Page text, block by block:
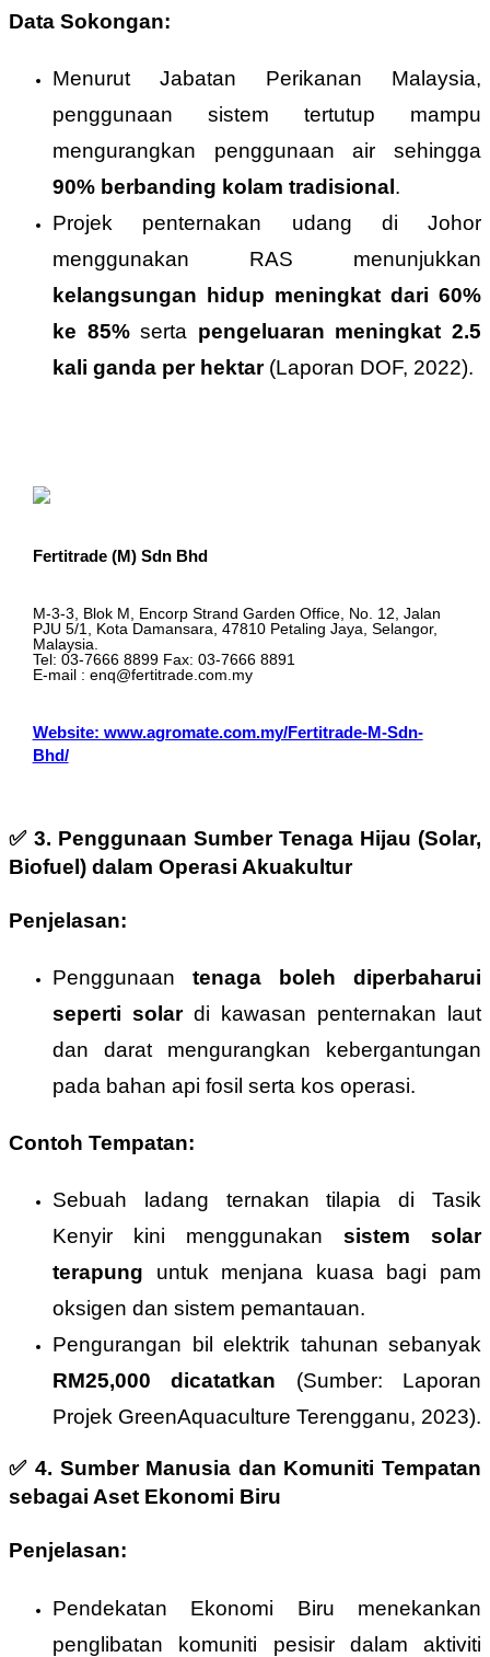
Data Sokongan:
Menurut Jabatan Perikanan Malaysia,
penggunaan sistem tertutup mampu
mengurangkan penggunaan air sehingga
90% berbanding kolam tradisional .
Projek penternakan udang di Johor
menggunakan RAS menunjukkan
kelangsungan hidup meningkat dari 60%
ke 85%serta pengeluaran meningkat 2.5
kali ganda per hektar(Laporan DOF, 2022).
Fertitrade (M) Sdn Bhd
M-3-3, Blok M, Encorp Strand Garden Office, No. 12, Jalan
PJU 5/1, Kota Damansara, 47810 Petaling Jaya, Selangor,
Malaysia.
Tel: 03-7666 8899 Fax: 03-7666 8891
E-mail : enq@fertitrade.com.my
Website: www.agromate.com.my/Fertitrade-M-Sdn-
Bhd/
✅ 3. Penggunaan Sumber Tenaga Hijau (Solar,
Biofuel) dalam Operasi Akuakultur
Penjelasan:
Penggunaan tenaga boleh diperbaharui
seperti solardi kawasan penternakan laut
dan darat mengurangkan kebergantungan
pada bahan api fosil serta kos operasi.
Contoh Tempatan:
Sebuah ladang ternakan tilapia di Tasik
Kenyir kini menggunakan sistem solar
terapung untuk menjana kuasa bagi pam
oksigen dan sistem pemantauan.
Pengurangan bil elektrik tahunan sebanyak
RM25,000 dicatatkan (Sumber: Laporan
Projek GreenAquaculture Terengganu, 2023).
✅4. Sumber Manusia dan Komuniti Tempatan
sebagai Aset Ekonomi Biru
Penjelasan:
Pendekatan Ekonomi Biru menekankan
penglibatan komuniti pesisir dalam aktiviti